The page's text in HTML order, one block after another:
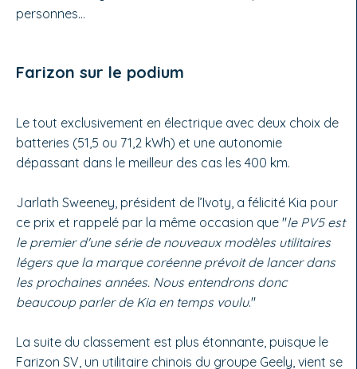
personnes…
Farizon sur le podium
Le tout exclusivement en électrique avec deux choix de
batteries (51,5 ou 71,2 kWh) et une autonomie
dépassant dans le meilleur des cas les 400 km.
Jarlath Sweeney, président de l’Ivoty, a félicité Kia pour
ce prix et rappelé par la même occasion que "le PV5 est
le premier d'une série de nouveaux modèles utilitaires
légers que la marque coréenne prévoit de lancer dans
les prochaines années. Nous entendrons donc
beaucoup parler de Kia en temps voulu."
La suite du classement est plus étonnante, puisque le
Farizon SV, un utilitaire chinois du groupe Geely, vient se